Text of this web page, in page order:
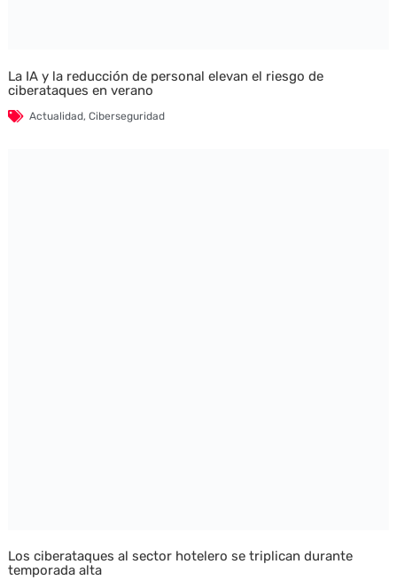
La IA y la reducción de personal elevan el riesgo de
ciberataques en verano
Actualidad, Ciberseguridad
Los ciberataques al sector hotelero se triplican durante
temporada alta